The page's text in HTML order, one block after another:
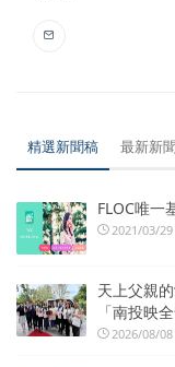
精選新聞稿 最新新
FLOC唯一
2021/03/29
天上父親
「南投映
2026/08/08